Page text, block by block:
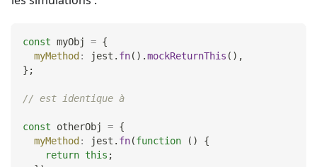
const myObj = {
myMethod : jest . fn( ) .mockReturnThis ( ) ,
} ;
// est identique à
const otherObj = {
myMethod : jest . fn(function ( )
{
return this ;